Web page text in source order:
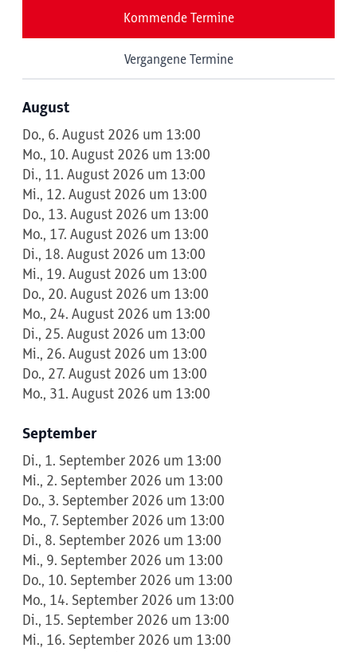
Kommende Termine
Vergangene Termine
August
Do., 6. August 2026 um 13:00
Mo., 10. August 2026 um 13:00
Di., 11. August 2026 um 13:00
Mi., 12. August 2026 um 13:00
Do., 13. August 2026 um 13:00
Mo., 17. August 2026 um 13:00
Di., 18. August 2026 um 13:00
Mi., 19. August 2026 um 13:00
Do., 20. August 2026 um 13:00
Mo., 24. August 2026 um 13:00
Di., 25. August 2026 um 13:00
Mi., 26. August 2026 um 13:00
Do., 27. August 2026 um 13:00
Mo., 31. August 2026 um 13:00
September
Di., 1. September 2026 um 13:00
Mi., 2. September 2026 um 13:00
Do., 3. September 2026 um 13:00
Mo., 7. September 2026 um 13:00
Di., 8. September 2026 um 13:00
Mi., 9. September 2026 um 13:00
Do., 10. September 2026 um 13:00
Mo., 14. September 2026 um 13:00
Di., 15. September 2026 um 13:00
Mi., 16. September 2026 um 13:00